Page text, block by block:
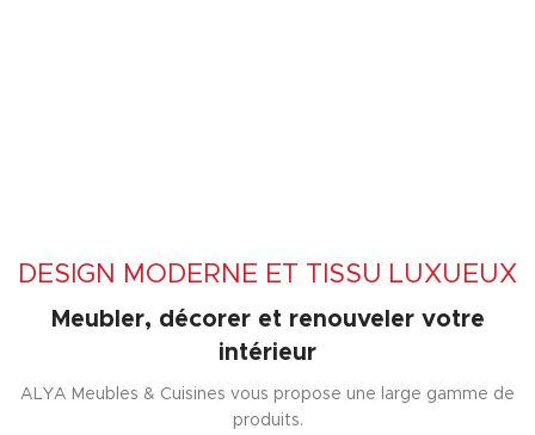
DESIGN MODERNE ET TISSU LUXUEUX
Meubler, décorer et renouveler votre
intérieur
ALYA Meubles & Cuisines vous propose une large gamme de
produits.